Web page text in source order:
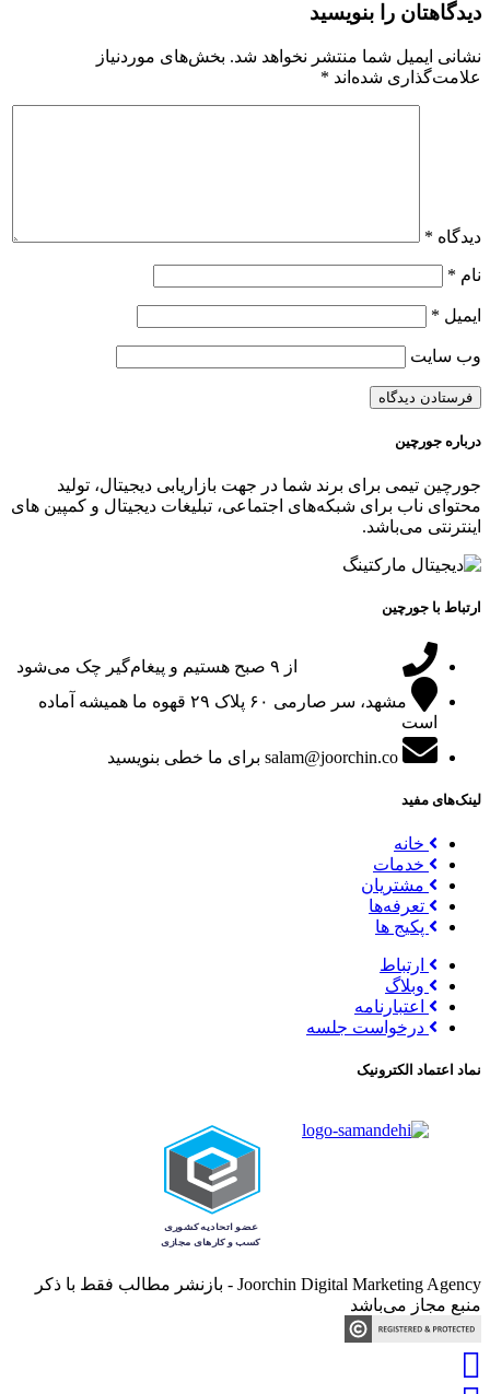
دیدگاهتان را بنویسید
نشانی ایمیل شما منتشر نخواهد شد. بخش‌های موردنیاز
علامت‌گذاری شده‌اند *
دیدگاه *
نام *
ایمیل *
وب‌ سایت
درباره جورچین
جورچین تیمی برای برند شما در جهت بازاریابی دیجیتال، تولید
محتوای ناب برای شبکه‌های اجتماعی، تبلیغات دیجیتال و کمپین های
اینترنتی می‌باشد.
ارتباط با جورچین
از ۹ صبح هستیم و پیغام‌گیر چک می‌شود
مشهد، سر صارمی ۶۰ پلاک ۲۹
قهوه ما همیشه آماده
است
salam@joorchin.co برای ما خطی بنویسید
لینک‌های مفید
خانه
خدمات
مشتریان
تعرفه‌ها
پکیج ها
ارتباط
وبلاگ
اعتبارنامه
درخواست جلسه
نماد اعتماد الکترونیک
Joorchin Digital Marketing Agency - بازنشر مطالب فقط با ذکر
منبع مجاز می‌باشد